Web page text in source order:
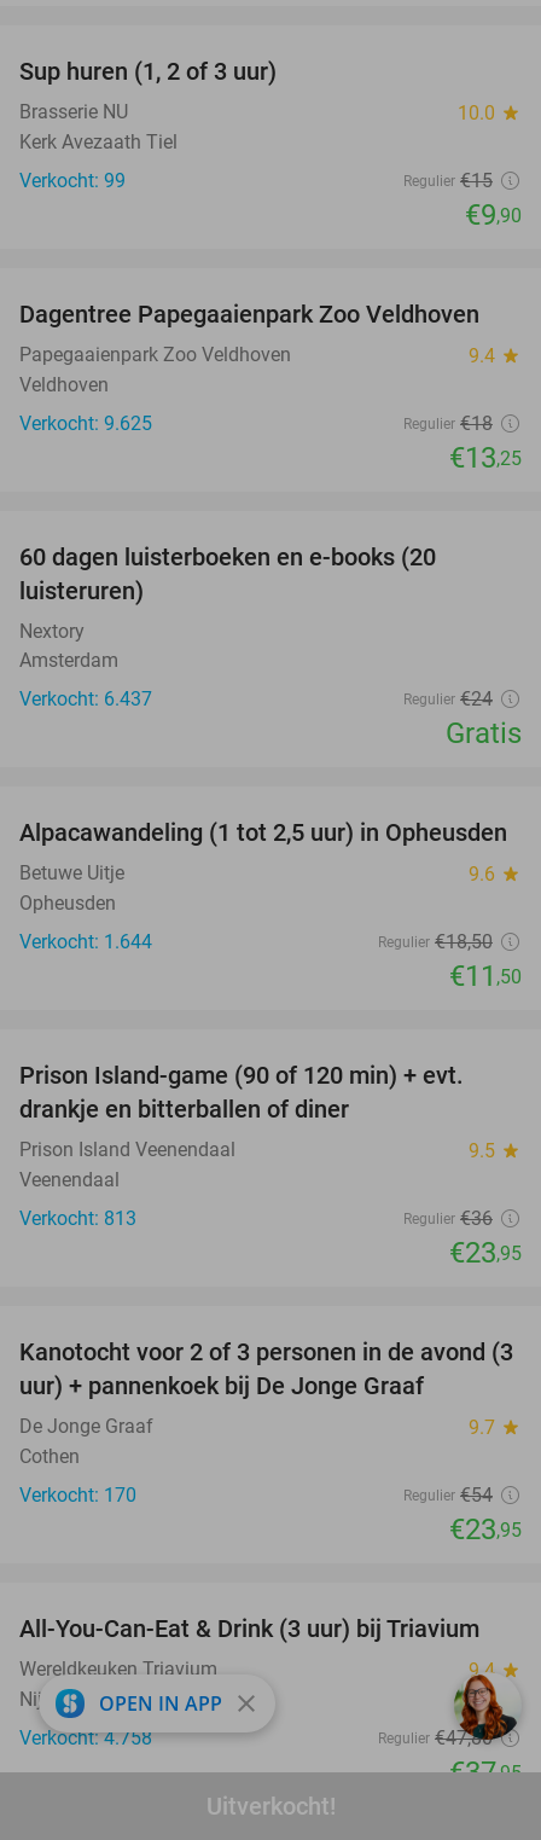
Uitverkocht!
Sup huren (1, 2 of 3 uur)
Brasserie NU 10.0 star
Kerk Avezaath Tiel
Verkocht: 99
Regulier €15
€9,90
26%
Dagentree Papegaaienpark Zoo Veldhoven
Papegaaienpark Zoo Veldhoven 9.4 star
Veldhoven
Verkocht: 9.625
Regulier €18
€13,25
60 dagen luisterboeken en e-books (20
luisteruren)
Nextory
Amsterdam
Verkocht: 6.437
Regulier €24
Gratis
38%
Alpacawandeling (1 tot 2,5 uur) in Opheusden
Betuwe Uitje 9.6 star
Opheusden
Verkocht: 1.644
Regulier €18,50
€11 ,50
Prison Island-game (90 of 120 min) + evt.
drankje en bitterballen of diner
Prison Island Veenendaal 9.5 star
Veenendaal
Verkocht: 813
Regulier €36
€23,95
56%
Kanotocht voor 2 of 3 personen in de avond (3
uur) + pannenkoek bij De Jonge Graaf
De Jonge Graaf 9.7 star
Cothen
Verkocht: 170
Regulier €54
€23,95
21%
All-You-Can-Eat & Drink (3 uur) bij Triavium
Wereldkeuken Triavium 9.4 star
Nijmegen
Verkocht: 4.758
Regulier €47,80
€37,95
OPEN IN APP close